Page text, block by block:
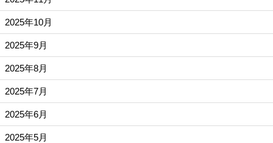
2025年10月
2025年9月
2025年8月
2025年7月
2025年6月
2025年5月